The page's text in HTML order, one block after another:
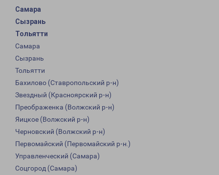
Самара
Сызрань
Тольятти
Самара
Сызрань
Тольятти
Бахилово (Ставропольский р-н)
Звездный (Красноярский р-н)
Преображенка (Волжский р-н)
Яицкое (Волжский р-н)
Черновский (Волжский р-н)
Первомайский (Первомайский р-н.)
Управленческий (Самара)
Соцгород (Самара)